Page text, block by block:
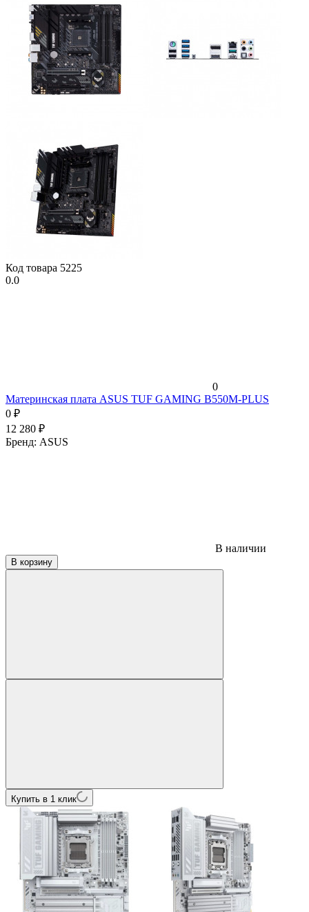
Код товара 5225
0.0
0
Материнская плата ASUS TUF GAMING B550M-PLUS
0 ₽
12 280 ₽
Бренд: ASUS
В наличии
В корзину
Купить в 1 клик